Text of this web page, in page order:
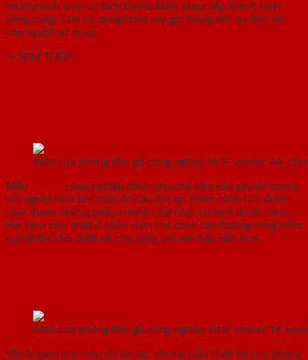
những hình tròn có kích thước khác nhau xếp thành hình
vòng cung. Cửa sử dụng khóa tay gạt mang đến sự tiện lợi
cho người sử dụng.
⇒ XEM THÊM:
Mẫu cửa phòng tắm gỗ công nghiệp HDF veneer 4A-căm
Mẫu
công nghiệp dành cho nhà tắm này gây ấn tượng
với người mua bởi màu đỏ nâu ấm áp. Phần cánh cửa được
chia thành những phần ô hình chữ nhật có kích thước nhỏ.
Hai hình chữ nhật ở phần trên của cánh tạo đường cong mềm
mại khiến cho thiết kế cửa càng trở nên hấp dẫn hơn.
Mẫu cửa phòng tắm gỗ công nghiệp HDF veneer 19-
Vẫn là gam màu nâu đỏ ấm áp, nhưng mẫu thiết kế cửa phòng